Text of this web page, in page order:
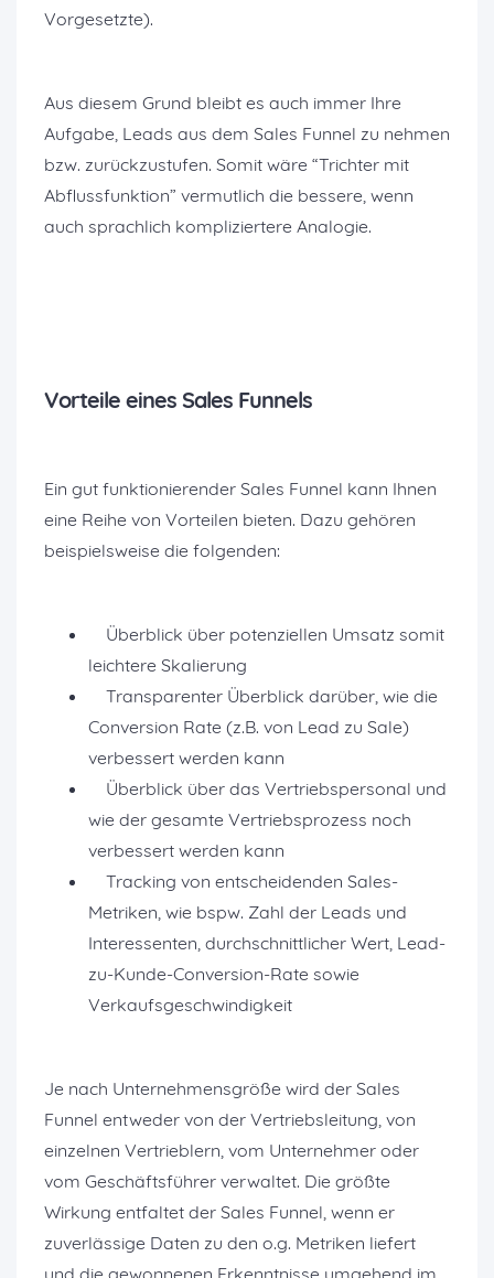
Vorgesetzte).
Aus diesem Grund bleibt es auch immer Ihre
Aufgabe, Leads aus dem Sales Funnel zu nehmen
bzw. zurückzustufen. Somit wäre “Trichter mit
Abflussfunktion” vermutlich die bessere, wenn
auch sprachlich kompliziertere Analogie.
Vorteile eines Sales Funnels
Ein gut funktionierender Sales Funnel kann Ihnen
eine Reihe von Vorteilen bieten. Dazu gehören
beispielsweise die folgenden:
Überblick über potenziellen Umsatz somit
leichtere Skalierung
Transparenter Überblick darüber, wie die
Conversion Rate (z.B. von Lead zu Sale)
verbessert werden kann
Überblick über das Vertriebspersonal und
wie der gesamte Vertriebsprozess noch
verbessert werden kann
Tracking von entscheidenden Sales-
Metriken, wie bspw. Zahl der Leads und
Interessenten, durchschnittlicher Wert, Lead-
zu-Kunde-Conversion-Rate sowie
Verkaufsgeschwindigkeit
Je nach Unternehmensgröße wird der Sales
Funnel entweder von der Vertriebsleitung, von
einzelnen Vertrieblern, vom Unternehmer oder
vom Geschäftsführer verwaltet. Die größte
Wirkung entfaltet der Sales Funnel, wenn er
zuverlässige Daten zu den o.g. Metriken liefert
und die gewonnenen Erkenntnisse umgehend im